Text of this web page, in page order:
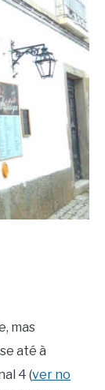
mas
até à
4 (ver no